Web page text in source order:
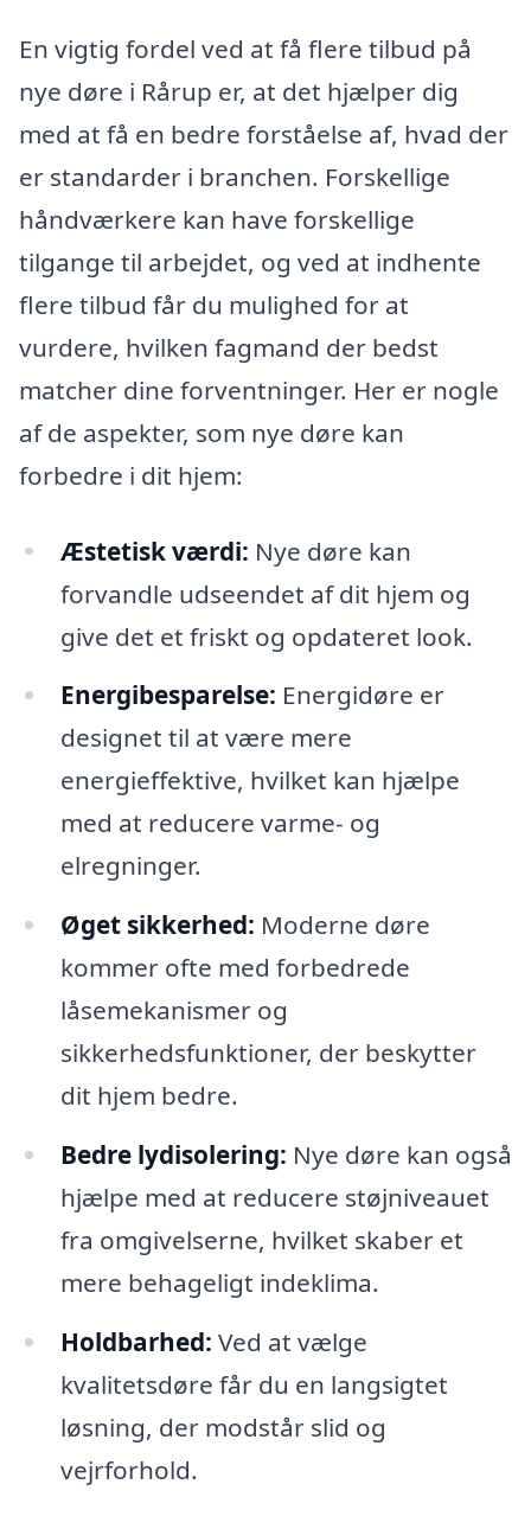
En vigtig fordel ved at få flere tilbud på
nye døre i Rårup er, at det hjælper dig
med at få en bedre forståelse af, hvad der
er standarder i branchen. Forskellige
håndværkere kan have forskellige
tilgange til arbejdet, og ved at indhente
flere tilbud får du mulighed for at
vurdere, hvilken fagmand der bedst
matcher dine forventninger. Her er nogle
af de aspekter, som nye døre kan
forbedre i dit hjem:
Æstetisk værdi: Nye døre kan
forvandle udseendet af dit hjem og
give det et friskt og opdateret look.
Energibesparelse: Energidøre er
designet til at være mere
energieffektive, hvilket kan hjælpe
med at reducere varme- og
elregninger.
Øget sikkerhed: Moderne døre
kommer ofte med forbedrede
låsemekanismer og
sikkerhedsfunktioner, der beskytter
dit hjem bedre.
Bedre lydisolering: Nye døre kan også
hjælpe med at reducere støjniveauet
fra omgivelserne, hvilket skaber et
mere behageligt indeklima.
Holdbarhed: Ved at vælge
kvalitetsdøre får du en langsigtet
løsning, der modstår slid og
vejrforhold.